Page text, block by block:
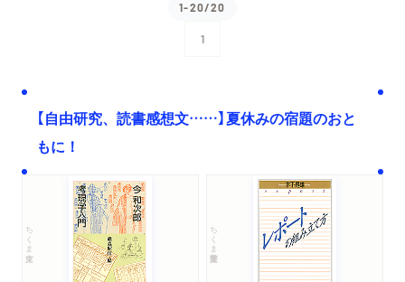
1-20/20
1
【自由研究、読書感想文……】夏休みの宿題のおと
もに！
ちくま文庫 ちくま学芸文庫